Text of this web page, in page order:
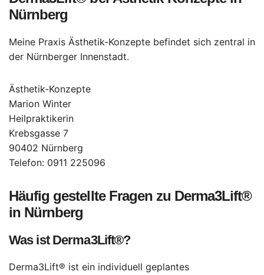
Nürnberg
Meine Praxis Ästhetik-Konzepte befindet sich zentral in
der Nürnberger Innenstadt.
Ästhetik-Konzepte
Marion Winter
Heilpraktikerin
Krebsgasse 7
90402 Nürnberg
Telefon: 0911 225096
Häufig gestellte Fragen zu Derma3Lift®
in Nürnberg
Was ist Derma3Lift®?
Derma3Lift® ist ein individuell geplantes